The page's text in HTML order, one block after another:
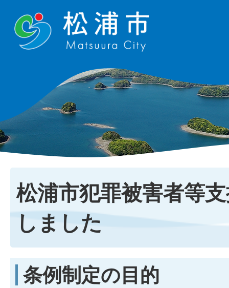
松浦市犯罪被害者等
しました
条例制定の目的